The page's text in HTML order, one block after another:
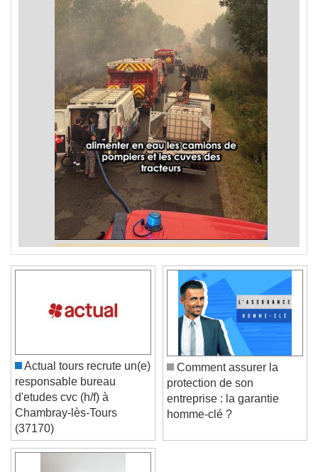
Actual tours recrute un(e)
responsable bureau
d'etudes cvc (h/f) à
Chambray-lès-Tours
(37170)
Comment assurer la
protection de son
entreprise : la garantie